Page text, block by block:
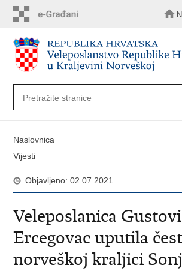
sadržaj
Naslovnica
Vijesti
Objavljeno: 02.07.2021.
Veleposlanica
Ercegovac uputila
norveškoj kraljici